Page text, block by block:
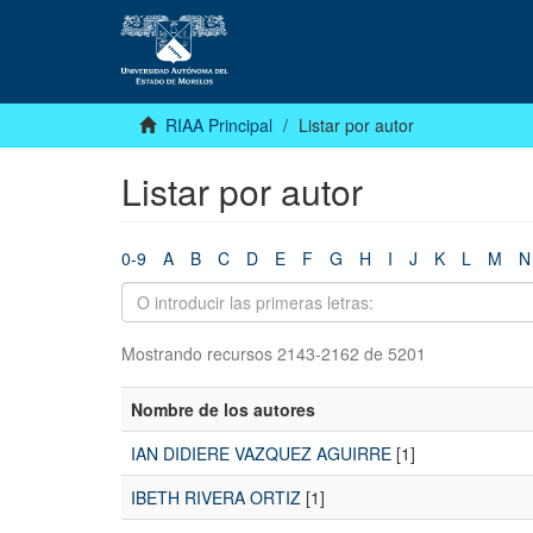
RIAA Principal Listar por autor
Listar por autor
0-9 A B C D E F G H I J K L M N
Mostrando recursos 2143-2162 de 5201
Nombre de los autores
IAN DIDIERE VAZQUEZ AGUIRRE [1]
IBETH RIVERA ORTIZ [1]